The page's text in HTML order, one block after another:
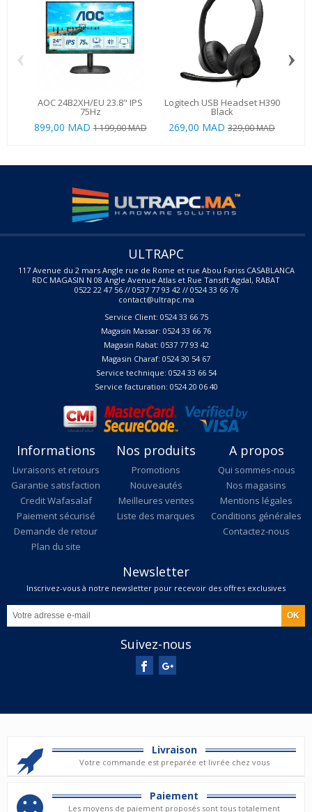
AOC 24B2XH/EU 23.8" IPS
75Hz
899,00 MAD 1 199,00 MAD
Logitech USB Headset H390
Black
269,00 MAD 329,00 MAD
‹ ›
ULTRAPC
117 Avenue du 2 mars Angle rue de Rome et rue Abou Fariss CASABLANCA
RDC MAGASIN N 08 Angle Avenue Atlas et Rue Tansift Agdal, RABAT
0522 22 47 56 // 0537 77 93 42 // 0524 33 66 76
contact@ultrapc.ma
Service Client: 0524 33 66 75
Magasin Massar: 0524 33 66 76
Magasin Rabat: 0537 77 93 42
Magasin Charaf: 0524 30 54 67
Service technique: 0524 33 66 54
Service facturation: 0524 20 06 40
Informations
Livraisons et retours
Garantie satisfaction
Credit Wafasalaf
Paiement sécurisé
Demande de retour
Plan du site
Nos produits
Promotions
Nouveautés
Meilleures ventes
Liste des marques
A propos
Qui sommes-nous
Nos magasins
Mentions légales
Conditions générales
Contactez-nous
Newsletter
Inscrivez-vous à notre newsletter pour recevoir des offres exclusives
Suivez-nous
Livraison
Votre commande est preparée et livrée chez vous
Paiement
Les moyens de paiement proposés sont tous totalement